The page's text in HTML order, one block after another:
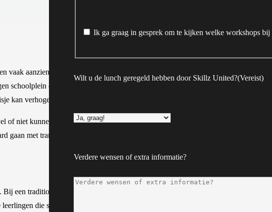
Ik ga graag in gesprek om te kijken welke workshops bij
Wilt u de lunch geregeld hebben door Skillz United?(Vereist)
Verdere wensen of extra informatie?
aanzienlijk budget vrijmaken voor het huren van bussen, toegangskaartjes
en er zijn geen vervoerskosten. Dit betekent dat het bespaarde geld
kan verhogen zonder de kosten te laten exploderen.
niet kunnen organiseren van een schoolreisje voor leerlingen. Het
met transport en toegangskaartjes.
een traditioneel schoolreisje gaan kinderen vaak naar een onbekende omgeving,
die soms overweldigd kunnen worden door grote, drukke plekken zoals